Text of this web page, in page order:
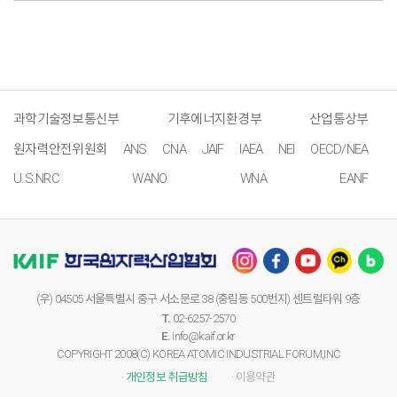
과학기술정보통신부 기후에너지환경부
산업통상부
원자력안전위원회
ANS CNA JAIF IAEA NEI
OECD/NEA
U.S.NRC
WANO WNA EANF
(우) 04505 서울특별시 중구 서소문로 38 (중림동 500번지) 센트럴타워 9층
T. 02-6257-2570
E. info@kaif.or.kr
COPYRIGHT 2008(C) KOREA ATOMIC INDUSTRIAL FORUM,INC
· 개인정보 취급방침
· 이용약관